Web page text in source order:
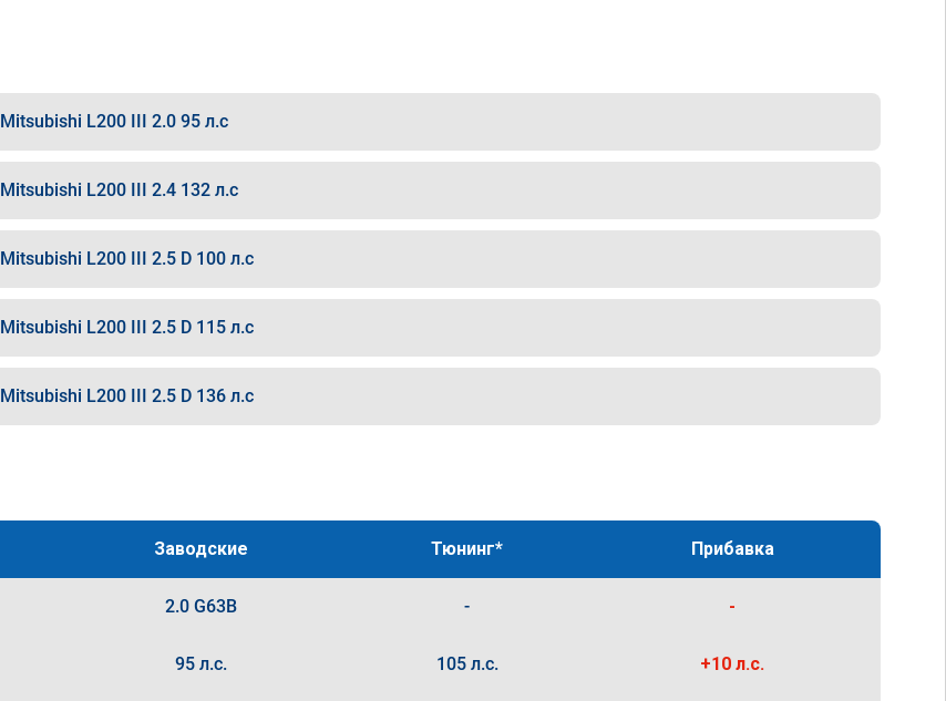
Mitsubishi L200 III 2.0 95 л.с
Mitsubishi L200 III 2.4 132 л.с
Mitsubishi L200 III 2.5 D 100 л.с
Mitsubishi L200 III 2.5 D 115 л.с
Mitsubishi L200 III 2.5 D 136 л.с
Заводские Тюнинг* Прибавка
2.0 G63B - -
95 л.с. 105 л.с. +10 л.с.